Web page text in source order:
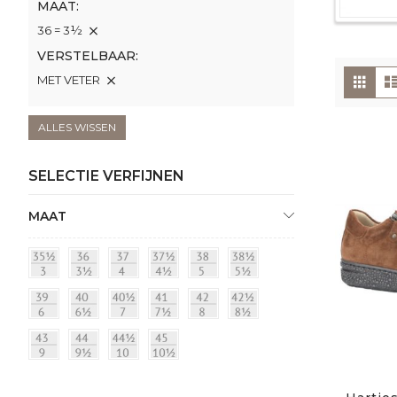
als
Foto-
tabel
MAAT
36 = 3½
VERSTELBAAR
MET VETER
ALLES WISSEN
SELECTIE VERFIJNEN
MAAT